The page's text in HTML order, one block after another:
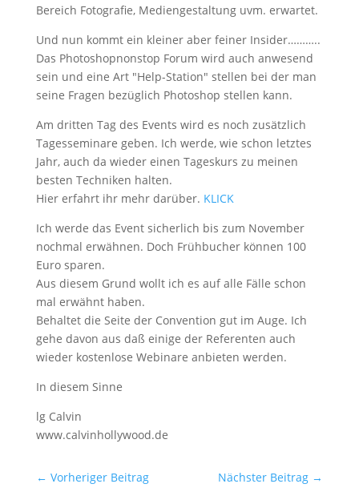
Bereich Fotografie, Mediengestaltung uvm. erwartet.
Und nun kommt ein kleiner aber feiner Insider………..
Das Photoshopnonstop Forum wird auch anwesend
sein und eine Art "Help-Station" stellen bei der man
seine Fragen bezüglich Photoshop stellen kann.
Am dritten Tag des Events wird es noch zusätzlich
Tagesseminare geben. Ich werde, wie schon letztes
Jahr, auch da wieder einen Tageskurs zu meinen
besten Techniken halten.
Hier erfahrt ihr mehr darüber. KLICK
Ich werde das Event sicherlich bis zum November
nochmal erwähnen. Doch Frühbucher können 100
Euro sparen.
Aus diesem Grund wollt ich es auf alle Fälle schon
mal erwähnt haben.
Behaltet die Seite der Convention gut im Auge. Ich
gehe davon aus daß einige der Referenten auch
wieder kostenlose Webinare anbieten werden.
In diesem Sinne
lg Calvin
www.calvinhollywood.de
← Vorheriger Beitrag Nächster Beitrag →